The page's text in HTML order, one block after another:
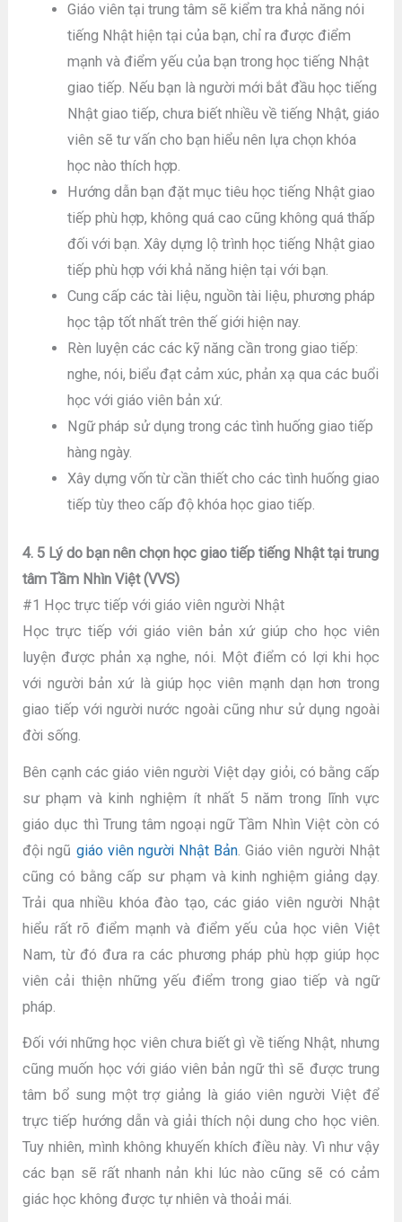
Giáo viên tại trung tâm sẽ kiểm tra khả năng nói
tiếng Nhật hiện tại của bạn, chỉ ra được điểm
mạnh và điểm yếu của bạn trong học tiếng Nhật
giao tiếp. Nếu bạn là người mới bắt đầu học tiếng
Nhật giao tiếp, chưa biết nhiều về tiếng Nhật, giáo
viên sẽ tư vấn cho bạn hiểu nên lựa chọn khóa
học nào thích hợp.
Hướng dẫn bạn đặt mục tiêu học tiếng Nhật giao
tiếp phù hợp, không quá cao cũng không quá thấp
đối với bạn. Xây dựng lộ trình học tiếng Nhật giao
tiếp phù hợp với khả năng hiện tại với bạn.
Cung cấp các tài liệu, nguồn tài liệu, phương pháp
học tập tốt nhất trên thế giới hiện nay.
Rèn luyện các các kỹ năng cần trong giao tiếp:
nghe, nói, biểu đạt cảm xúc, phản xạ qua các buổi
học với giáo viên bản xứ.
Ngữ pháp sử dụng trong các tình huống giao tiếp
hàng ngày.
Xây dựng vốn từ cần thiết cho các tình huống giao
tiếp tùy theo cấp độ khóa học giao tiếp.
4. 5 Lý do bạn nên chọn học giao tiếp tiếng Nhật tại trung
tâm Tầm Nhìn Việt (VVS)
#1 Học trực tiếp với giáo viên người Nhật
Học trực tiếp với giáo viên bản xứ giúp cho học viên
luyện được phản xạ nghe, nói. Một điểm có lợi khi học
với người bản xứ là giúp học viên mạnh dạn hơn trong
giao tiếp với người nước ngoài cũng như sử dụng ngoài
đời sống.
Bên cạnh các giáo viên người Việt dạy giỏi, có bằng cấp
sư phạm và kinh nghiệm ít nhất 5 năm trong lĩnh vực
giáo dục thì Trung tâm ngoại ngữ Tầm Nhìn Việt còn có
đội ngũ giáo viên người Nhật Bản . Giáo viên người Nhật
cũng có bằng cấp sư phạm và kinh nghiệm giảng dạy.
Trải qua nhiều khóa đào tạo, các giáo viên người Nhật
hiểu rất rõ điểm mạnh và điểm yếu của học viên Việt
Nam, từ đó đưa ra các phương pháp phù hợp giúp học
viên cải thiện những yếu điểm trong giao tiếp và ngữ
pháp.
Đối với những học viên chưa biết gì về tiếng Nhật, nhưng
cũng muốn học với giáo viên bản ngữ thì sẽ được trung
tâm bổ sung một trợ giảng là giáo viên người Việt để
trực tiếp hướng dẫn và giải thích nội dung cho học viên.
Tuy nhiên, mình không khuyến khích điều này. Vì như vậy
các bạn sẽ rất nhanh nản khi lúc nào cũng sẽ có cảm
giác học không được tự nhiên và thoải mái.